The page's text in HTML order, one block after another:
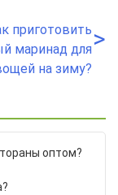
приготовить
маринад для
на зиму?
>
оптом?